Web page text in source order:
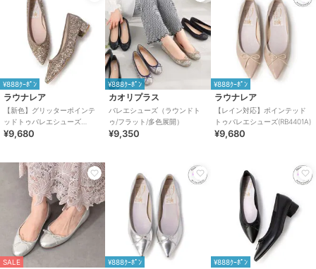
¥888ｸｰﾎﾟﾝ
ラウナレア
【新色】グリッターポインテ
ッドトゥバレエシューズ
(B9601A)
¥9,680
¥888ｸｰﾎﾟﾝ
カオリプラス
バレエシューズ（ラウンドト
ゥ/フラット/多色展開）
¥9,350
¥888ｸｰﾎﾟﾝ
ラウナレア
【レイン対応】ポインテッド
トゥバレエシューズ(RB4401A)
¥9,680
SALE ¥888ｸｰﾎﾟﾝ ¥888ｸｰﾎﾟﾝ